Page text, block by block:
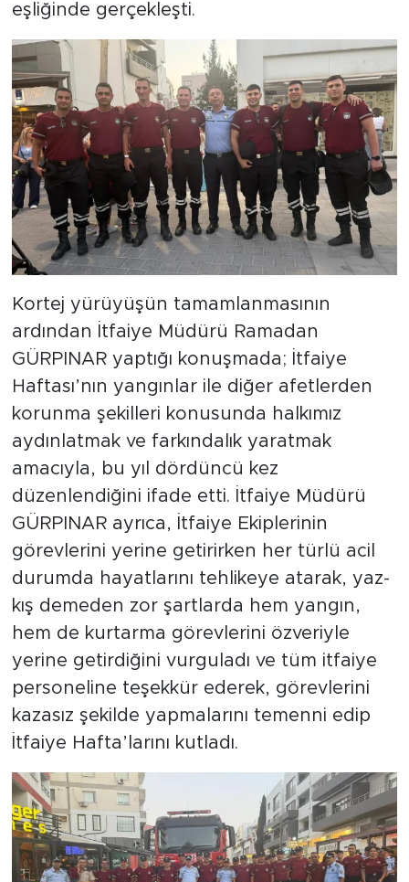
eşliğinde gerçekleşti.
Kortej yürüyüşün tamamlanmasının
ardından İtfaiye Müdürü Ramadan
GÜRPINAR yaptığı konuşmada; İtfaiye
Haftası’nın yangınlar ile diğer afetlerden
korunma şekilleri konusunda halkımız
aydınlatmak ve farkındalık yaratmak
amacıyla, bu yıl dördüncü kez
düzenlendiğini ifade etti. İtfaiye Müdürü
GÜRPINAR ayrıca, İtfaiye Ekiplerinin
görevlerini yerine getirirken her türlü acil
durumda hayatlarını tehlikeye atarak, yaz-
kış demeden zor şartlarda hem yangın,
hem de kurtarma görevlerini özveriyle
yerine getirdiğini vurguladı ve tüm itfaiye
personeline teşekkür ederek, görevlerini
kazasız şekilde yapmalarını temenni edip
İtfaiye Hafta’larını kutladı.